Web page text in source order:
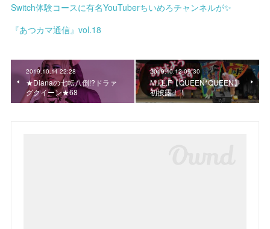
Switch体験コースに有名YouTuberちいめろチャンネルが✨
『あつカマ通信』vol.18
2019.10.14 22:28
★Dianaの七転八倒!?ドラァ
グクイーン★68
2019.10.12 09:30
M.I.L.F【QUEEN*QUEEN】
初披露！！